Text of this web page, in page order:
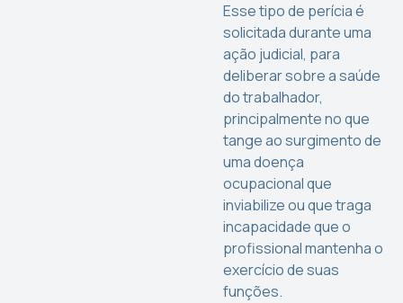
Esse tipo de perícia é
solicitada durante uma
ação judicial, para
deliberar sobre a saúde
do trabalhador,
principalmente no que
tange ao surgimento de
uma doença
ocupacional que
inviabilize ou que traga
incapacidade que o
profissional mantenha o
exercício de suas
funções.